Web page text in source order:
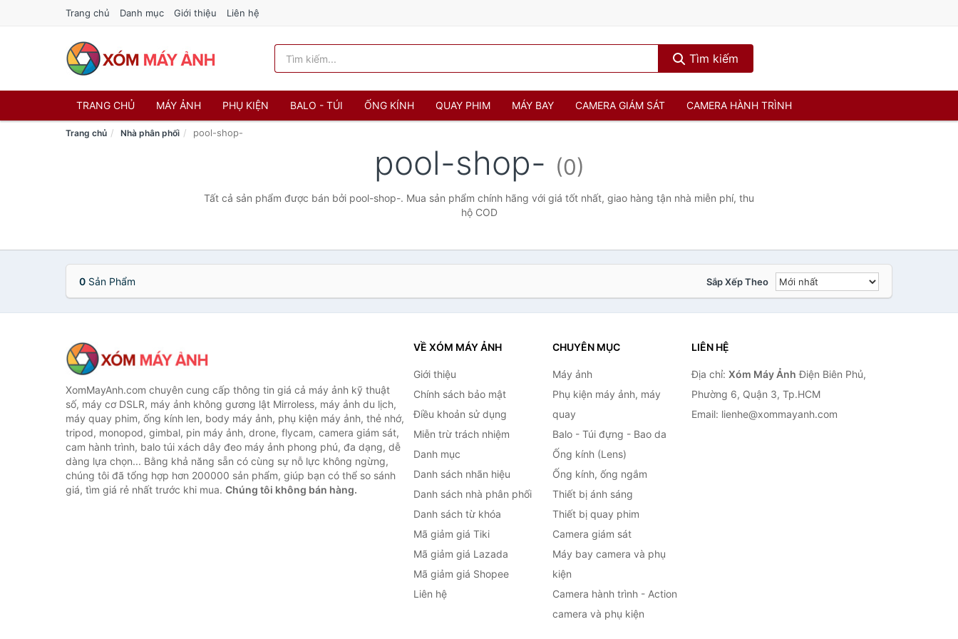
Trang chủ Danh mục Giới thiệu Liên hệ
Tìm kiếm
TRANG CHỦ MÁY ẢNH PHỤ KIỆN BALO - TÚI ỐNG KÍNH QUAY PHIM MÁY BAY CAMERA GIÁM SÁT CAMERA HÀNH TRÌNH
Trang chủ Nhà phân phối pool-shop-
pool-shop- (0)
Tất cả sản phẩm được bán bởi pool-shop-. Mua sản phẩm chính hãng với giá tốt nhất, giao hàng tận nhà miễn phí, thu
hộ COD
0 Sản Phẩm Sắp Xếp Theo
XomMayAnh.com chuyên cung cấp thông tin giá cả máy ảnh kỹ thuật
số, máy cơ DSLR, máy ảnh không gương lật Mirroless, máy ảnh du lịch,
máy quay phim, ống kính len, body máy ảnh, phụ kiện máy ảnh, thẻ nhớ,
tripod, monopod, gimbal, pin máy ảnh, drone, flycam, camera giám sát,
cam hành trình, balo túi xách dây đeo máy ảnh phong phú, đa dạng, dễ
dàng lựa chọn... Bằng khả năng sẵn có cùng sự nỗ lực không ngừng,
chúng tôi đã tổng hợp hơn 200000 sản phẩm, giúp bạn có thể so sánh
giá, tìm giá rẻ nhất trước khi mua. Chúng tôi không bán hàng.
VỀ XÓM MÁY ẢNH
Giới thiệu
Chính sách bảo mật
Điều khoản sử dụng
Miễn trừ trách nhiệm
Danh mục
Danh sách nhãn hiệu
Danh sách nhà phân phối
Danh sách từ khóa
Mã giảm giá Tiki
Mã giảm giá Lazada
Mã giảm giá Shopee
Liên hệ
CHUYÊN MỤC
Máy ảnh
Phụ kiện máy ảnh, máy
quay
Balo - Túi đựng - Bao da
Ống kính (Lens)
Ống kính, ống ngắm
Thiết bị ánh sáng
Thiết bị quay phim
Camera giám sát
Máy bay camera và phụ
kiện
Camera hành trình - Action
camera và phụ kiện
LIÊN HỆ
Địa chỉ: Xóm Máy Ảnh Điện Biên Phủ,
Phường 6, Quận 3, Tp.HCM
Email: lienhe@xommayanh.com